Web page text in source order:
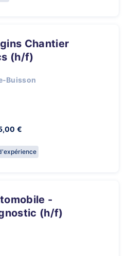
(h/f)
Buisson
€
(h/f)